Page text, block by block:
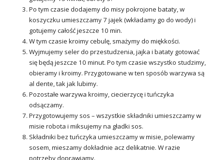
Po tym czasie dodajemy do misy pokrojone bataty, w
koszyczku umieszczamy 7 jajek (wkładamy go do wody) i
gotujemy całość jeszcze 10 min.
W tym czasie kroimy cebulę, smażymy do miękkości.
Wyjmujemy seler do przestudzenia, jajka i bataty gotować
się będą jeszcze 10 minut. Po tym czasie wszystko studzimy,
obieramy i kroimy. Przygotowane w ten sposób warzywa są
al dente, tak jak lubimy.
Pozostałe warzywa kroimy, ciecierzycę i tuńczyka
odsączamy.
Przygotowujemy sos – wszystkie składniki umieszczamy w
misie robota i miksujemy na gładki sos.
Składniki bez tuńczyka umieszczamy w misie, polewamy
sosem, mieszamy dokładnie acz delikatnie. W razie